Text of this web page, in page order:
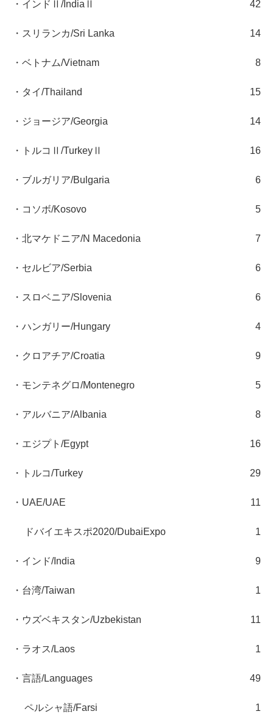
・インドⅡ/IndiaⅡ 42
・スリランカ/Sri Lanka 14
・ベトナム/Vietnam 8
・タイ/Thailand 15
・ジョージア/Georgia 14
・トルコⅡ/TurkeyⅡ 16
・ブルガリア/Bulgaria 6
・コソボ/Kosovo 5
・北マケドニア/N Macedonia 7
・セルビア/Serbia 6
・スロベニア/Slovenia 6
・ハンガリー/Hungary 4
・クロアチア/Croatia 9
・モンテネグロ/Montenegro 5
・アルバニア/Albania 8
・エジプト/Egypt 16
・トルコ/Turkey 29
・UAE/UAE 11
ドバイエキスポ2020/DubaiExpo 1
・インド/India 9
・台湾/Taiwan 1
・ウズベキスタン/Uzbekistan 11
・ラオス/Laos 1
・言語/Languages 49
ペルシャ語/Farsi 1